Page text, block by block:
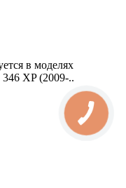
в моделях
XP (2009-..